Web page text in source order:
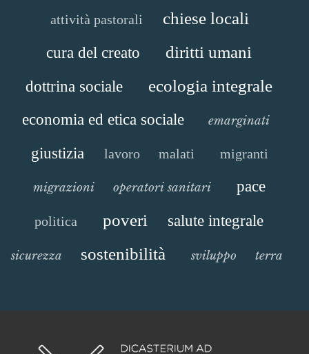
attività pastorali chiese locali
cura del creato diritti umani
dottrina sociale ecologia integrale
economia ed etica sociale emarginati
giustizia lavoro malati migranti
migrazioni operatori sanitari pace
politica poveri salute integrale
sicurezza sostenibilità sviluppo terra